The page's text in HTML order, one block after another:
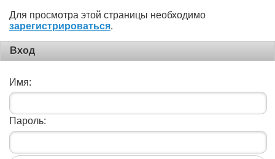
Для просмотра этой страницы необходимо
зарегистрироваться.
Вход
Имя:
Пароль: